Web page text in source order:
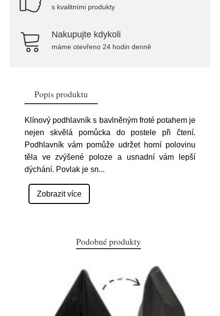
s kvalitními produkty
Nakupujte kdykoli
máme otevřeno 24 hodin denně
Popis produktu
Klínový podhlavník s bavlněným froté potahem je
nejen skvělá pomůcka do postele při čtení.
Podhlavník vám pomůže udržet horní polovinu
těla ve zvýšené poloze a usnadní vám lepší
dýchání. Povlak je sn...
Zobrazit více
Podobné produkty